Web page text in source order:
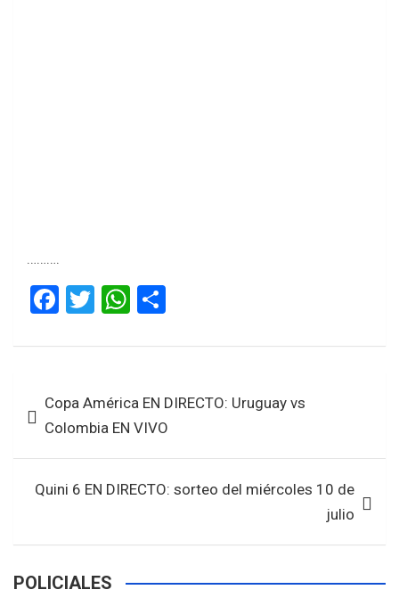
……….
F
ce
o
o
k
T
tt
W
at
A
p
p
ar
de Copa América EN DIRECTO: Uruguay vs
Colombia EN VIVO
Quini 6 EN DIRECTO: sorteo del miércoles 10 de
julio
POLICIALES